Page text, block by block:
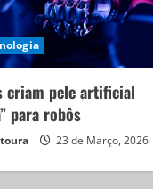
criam pele artificial
para robôs
23 de Março, 2026